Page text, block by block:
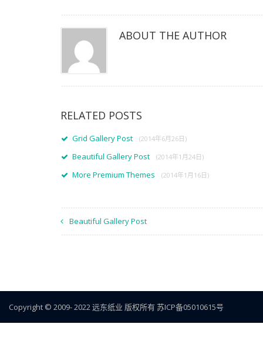
ABOUT THE AUTHOR
RELATED POSTS
Grid Gallery Post (2014年6月26日)
Beautiful Gallery Post (2014年1月24日)
More Premium Themes (2014年1月16日)
Beautiful Gallery Post
Copyright © 2009- 2022远东纸业 版权所有苏ICP备05010615号